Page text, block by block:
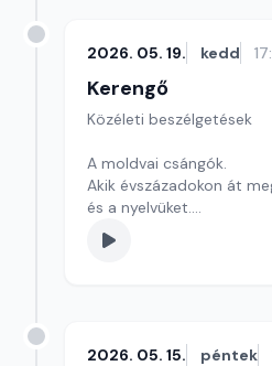
2026. 05. 19. kedd
Kerengő
Közéleti beszélgetések
A moldvai csángók.
Akik évszázadokon át
és a nyelvüket.
Szerkesztő: Sályi András
2026. 05. 15. péntek